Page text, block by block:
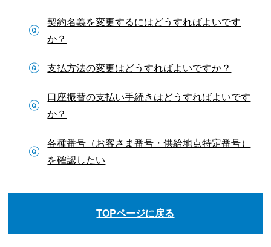
契約名義を変更するにはどうすればよいです
か？
支払方法の変更はどうすればよいですか？
口座振替の支払い手続きはどうすればよいです
か？
各種番号（お客さま番号・供給地点特定番号）
を確認したい
TOPページに戻る